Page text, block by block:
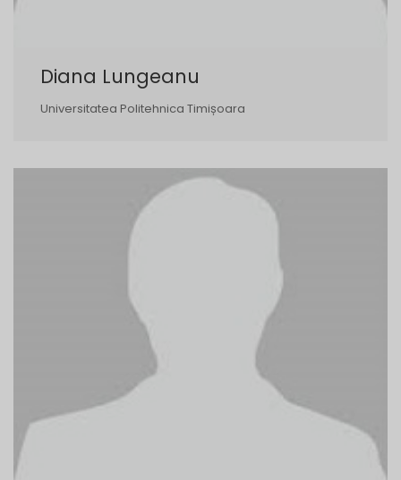
Diana Lungeanu
Universitatea Politehnica Timișoara